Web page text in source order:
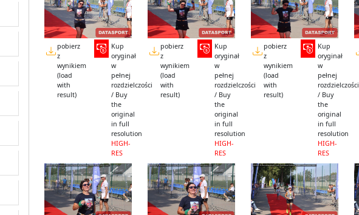
pobierz
z
wynikiem
(load
with
result)
Kup
oryginał
w
pełnej
rozdzielczości
/ Buy
the
original
in full
resolution
HIGH-
RES
pobierz
z
wynikiem
(load
with
result)
Kup
oryginał
w
pełnej
rozdzielczości
/ Buy
the
original
in full
resolution
HIGH-
RES
pobierz
z
wynikiem
(load
with
result)
Kup
oryginał
w
pełnej
rozdzielczości
/ Buy
the
original
in full
resolution
HIGH-
RES